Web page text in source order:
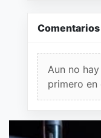
Comentarios
Aun no
primero en